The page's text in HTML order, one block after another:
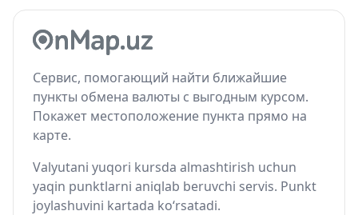
Сервис, помогающий найти ближайшие
пункты обмена валюты с выгодным курсом.
Покажет местоположение пункта прямо на
карте.
Valyutani yuqori kursda almashtirish uchun
yaqin punktlarni aniqlab beruvchi servis. Punkt
joylashuvini kartada ko‘rsatadi.